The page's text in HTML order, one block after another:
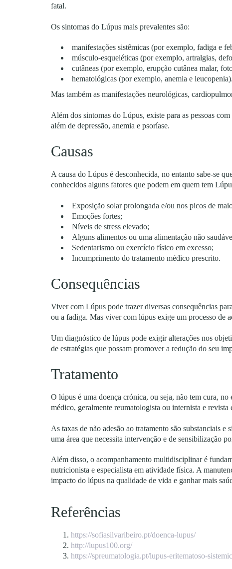
fatal.
Os sintomas do Lúpus mais prevalentes são:
manifestações sistêmicas (por exemplo, fadiga e
músculo-esqueléticas (por exemplo, artralgias,
cutâneas (por exemplo, erupção cutânea malar,
hematológicas (por exemplo, anemia e
Mas também as manifestações neurológicas,
Além dos sintomas do Lúpus, existe para as pessoas
além de depressão, anemia e psoríase.
Causas
A causa do Lúpus é desconhecida, no entanto sabe-se
conhecidos alguns fatores que podem em quem tem
Exposição solar prolongada e/ou nos picos de
Emoções fortes;
Níveis de stress elevado;
Alguns alimentos ou uma alimentação não
Sedentarismo ou exercício físico em excesso;
Incumprimento do tratamento médico prescrito.
Consequências
Viver com Lúpus pode trazer diversas consequências
ou a fadiga. Mas viver com lúpus exige um processo de
Um diagnóstico de lúpus pode exigir alterações nos
de estratégias que possam promover a redução do seu
Tratamento
O lúpus é uma doença crónica, ou seja, não tem cura,
médico, geralmente reumatologista ou internista e revista
As taxas de não adesão ao tratamento são substanciais
uma área que necessita intervenção e de sensibilização
Além disso, o acompanhamento multidisciplinar é
nutricionista e especialista em atividade física. A
impacto do lúpus na qualidade de vida e ganhar mais
Referências
https://sofiasilvaribeiro.pt/doenca-lupus/
http://lupus100.org/
https://spreumatologia.pt/lupus-eritematoso-